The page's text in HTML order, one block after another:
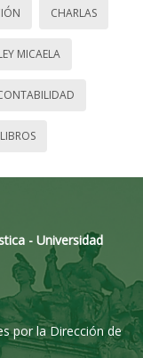
CHARLAS
MICAELA
LIBROS
- Universidad
por la Dirección de